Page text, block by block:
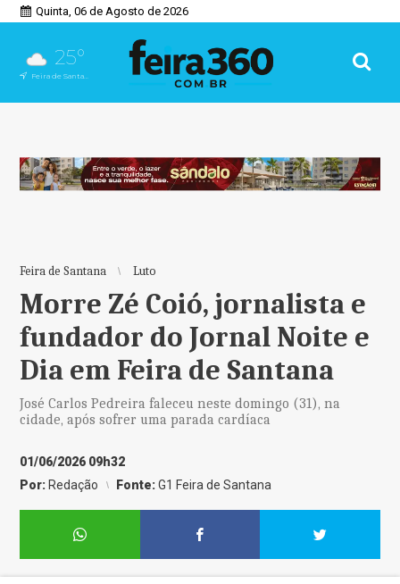
Quinta, 06 de Agosto de 2026
25°
Feira de Santana, BA
Feira de Santana Luto
Morre Zé Coió, jornalista e
fundador do Jornal Noite e
Dia em Feira de Santana
José Carlos Pedreira faleceu neste domingo (31), na
cidade, após sofrer uma parada cardíaca
01/06/2026 09h32
Por: Redação Fonte:G1 Feira de Santana